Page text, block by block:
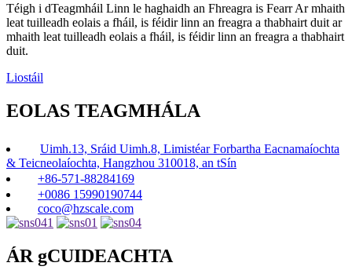
Téigh i dTeagmháil Linn le haghaidh an Fhreagra is Fearr Ar mhaith
leat tuilleadh eolais a fháil, is féidir linn an freagra a thabhairt duit ar
mhaith leat tuilleadh eolais a fháil, is féidir linn an freagra a thabhairt
duit.
Liostáil
EOLAS TEAGMHÁLA
Uimh.13, Sráid Uimh.8, Limistéar Forbartha Eacnamaíochta
& Teicneolaíochta, Hangzhou 310018, an tSín
+86-571-88284169
+0086 15990190744
coco@hzscale.com
ÁR gCUIDEACHTA